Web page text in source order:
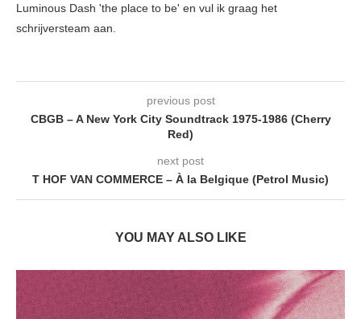
Luminous Dash 'the place to be' en vul ik graag het
schrijversteam aan.
previous post
CBGB – A New York City Soundtrack 1975-1986 (Cherry
Red)
next post
T HOF VAN COMMERCE – À la Belgique (Petrol Music)
YOU MAY ALSO LIKE